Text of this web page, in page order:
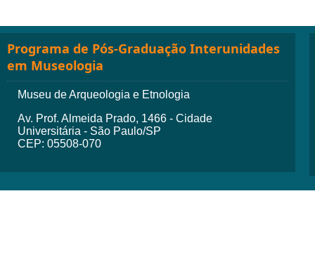
Programa de Pós-Graduação Interunidades
em Museologia
Museu de Arqueologia e Etnologia
Av. Prof. Almeida Prado, 1466 - Cidade
Universitária - São Paulo/SP
CEP: 05508-070